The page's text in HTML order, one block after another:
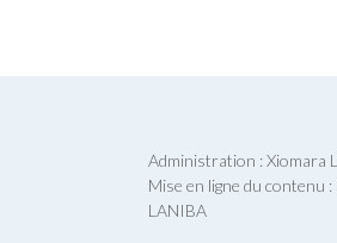
Administration : Xiomara
Mise en ligne du contenu :
LANIBA